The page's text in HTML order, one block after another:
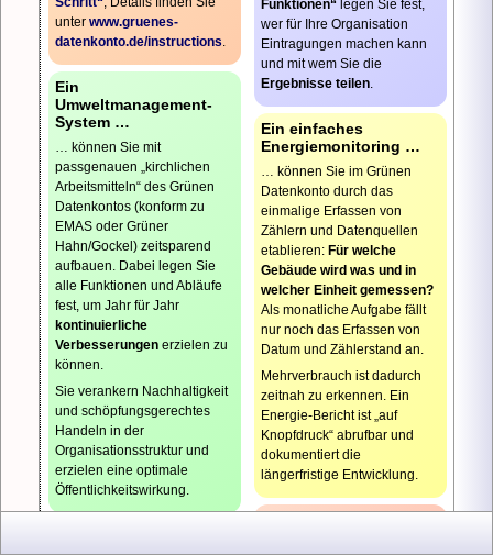
unterwww.gruenes-
datenkonto.de/instructions.
Ein
Umweltmanagement-
System …
… können Sie mit
passgenauen „kirchlichen
Arbeits­mitteln“ des Grünen
Datenkontos (konform zu
EMAS oder Grüner
Hahn/Gockel) zeitsparend
aufbauen. Dabei legen Sie
alle Funktionen und Abläufe
fest, um Jahr für Jahr
kontinuierliche
Verbesserungen erzielen zu
können.
Sie verankern Nachhaltigkeit
und schöpfungs­gerechtes
Handeln in der
Organisations­struktur und
erzielen eine optimale
Öffentlichkeitswirkung.
Funktionen“ legen Sie fest,
wer für Ihre Organisation
Eintragungen machen kann
und mit wem Sie die
Ergebnisse teilen.
Ein einfaches
Energiemonitoring …
… können Sie im Grünen
Datenkonto durch das
einmalige Erfassen von
Zählern und Datenquellen
etablieren: Für welche
Gebäude wird was und in
welcher Einheit gemessen?
Als monatliche Aufgabe fällt
nur noch das Erfassen von
Datum und Zählerstand an.
Mehrverbrauch ist dadurch
zeitnah zu erkennen. Ein
Energie-Bericht ist „auf
Knopfdruck“ abrufbar und
dokumentiert die
längerfristige Entwicklung.